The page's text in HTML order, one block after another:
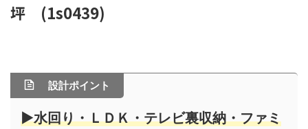
坪 (1s0439)
設計ポイント
▶水回り・ＬＤＫ・テレビ裏収納・ファミ